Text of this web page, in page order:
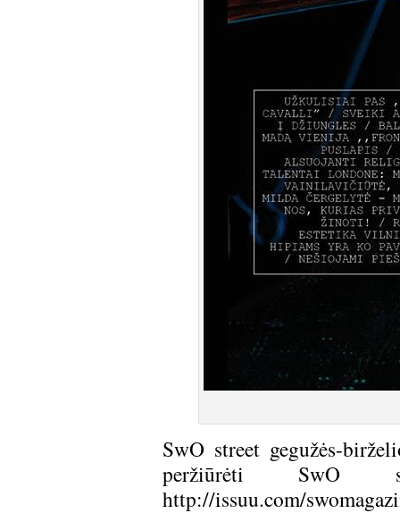
SwO street gegužės-
peržiūrėti SwO
http://issuu.com/